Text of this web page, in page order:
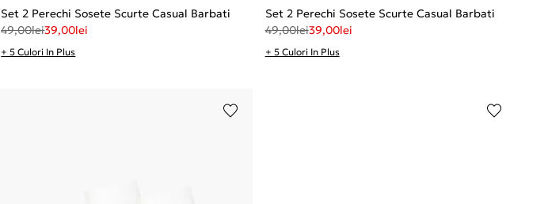
Set 2 Perechi Sosete Scurte Casual Barbati
49,00lei39,00lei
+ 5 Culori In Plus
Set 2 Perechi Sosete Scurte Casual Barbati
49,00lei39,00lei
+ 5 Culori In Plus